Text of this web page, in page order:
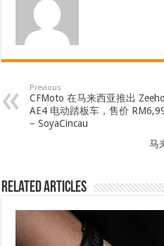
Previous
CFMoto 在马来西亚推出 Zeeho
AE4 电动踏板车，售价
– SoyaCincau
马
Related Articles